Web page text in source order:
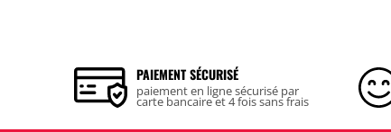
PAIEMENT SÉCURISÉ
paiement en ligne sécurisé par
carte bancaire et 4 fois sans frais